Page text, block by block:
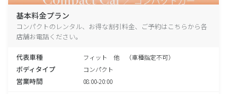
基本料金プラン
コンパクトのレンタル、お得な割引料金、ご予約はこちらから各
店舗お電話ください。
代表車種 フィット 他 （車種指定不可）
ボディタイプ コンパクト
営業時間 08:00-20:00